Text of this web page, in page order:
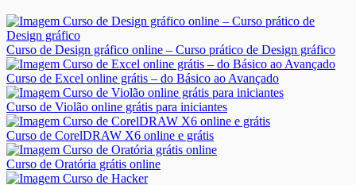
Curso de Design gráfico online – Curso prático de Design gráfico
Curso de Excel online grátis – do Básico ao Avançado
Curso de Violão online grátis para iniciantes
Curso de CorelDRAW X6 online e grátis
Curso de Oratória grátis online